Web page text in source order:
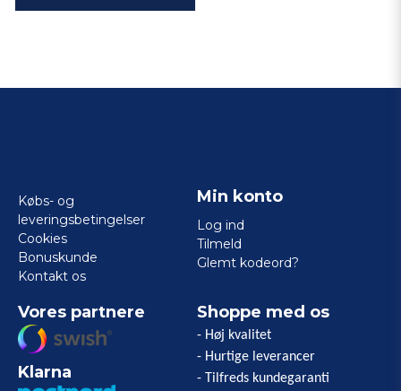
Købs- og
leveringsbetingelser
Cookies
Bonuskunde
Kontakt os
Min konto
Log ind
Tilmeld
Glemt kodeord?
Vores partnere
Klarna
Shoppe med os
- Høj kvalitet
- Hurtige leverancer
- Tilfreds kundegaranti